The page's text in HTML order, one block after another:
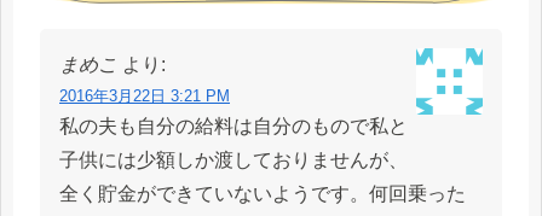
まめこ より:
2016年3月22日 3:21 PM
私の夫も自分の給料は自分のもので私と
子供には少額しか渡しておりませんが、
全く貯金ができていないようです。何回乗った